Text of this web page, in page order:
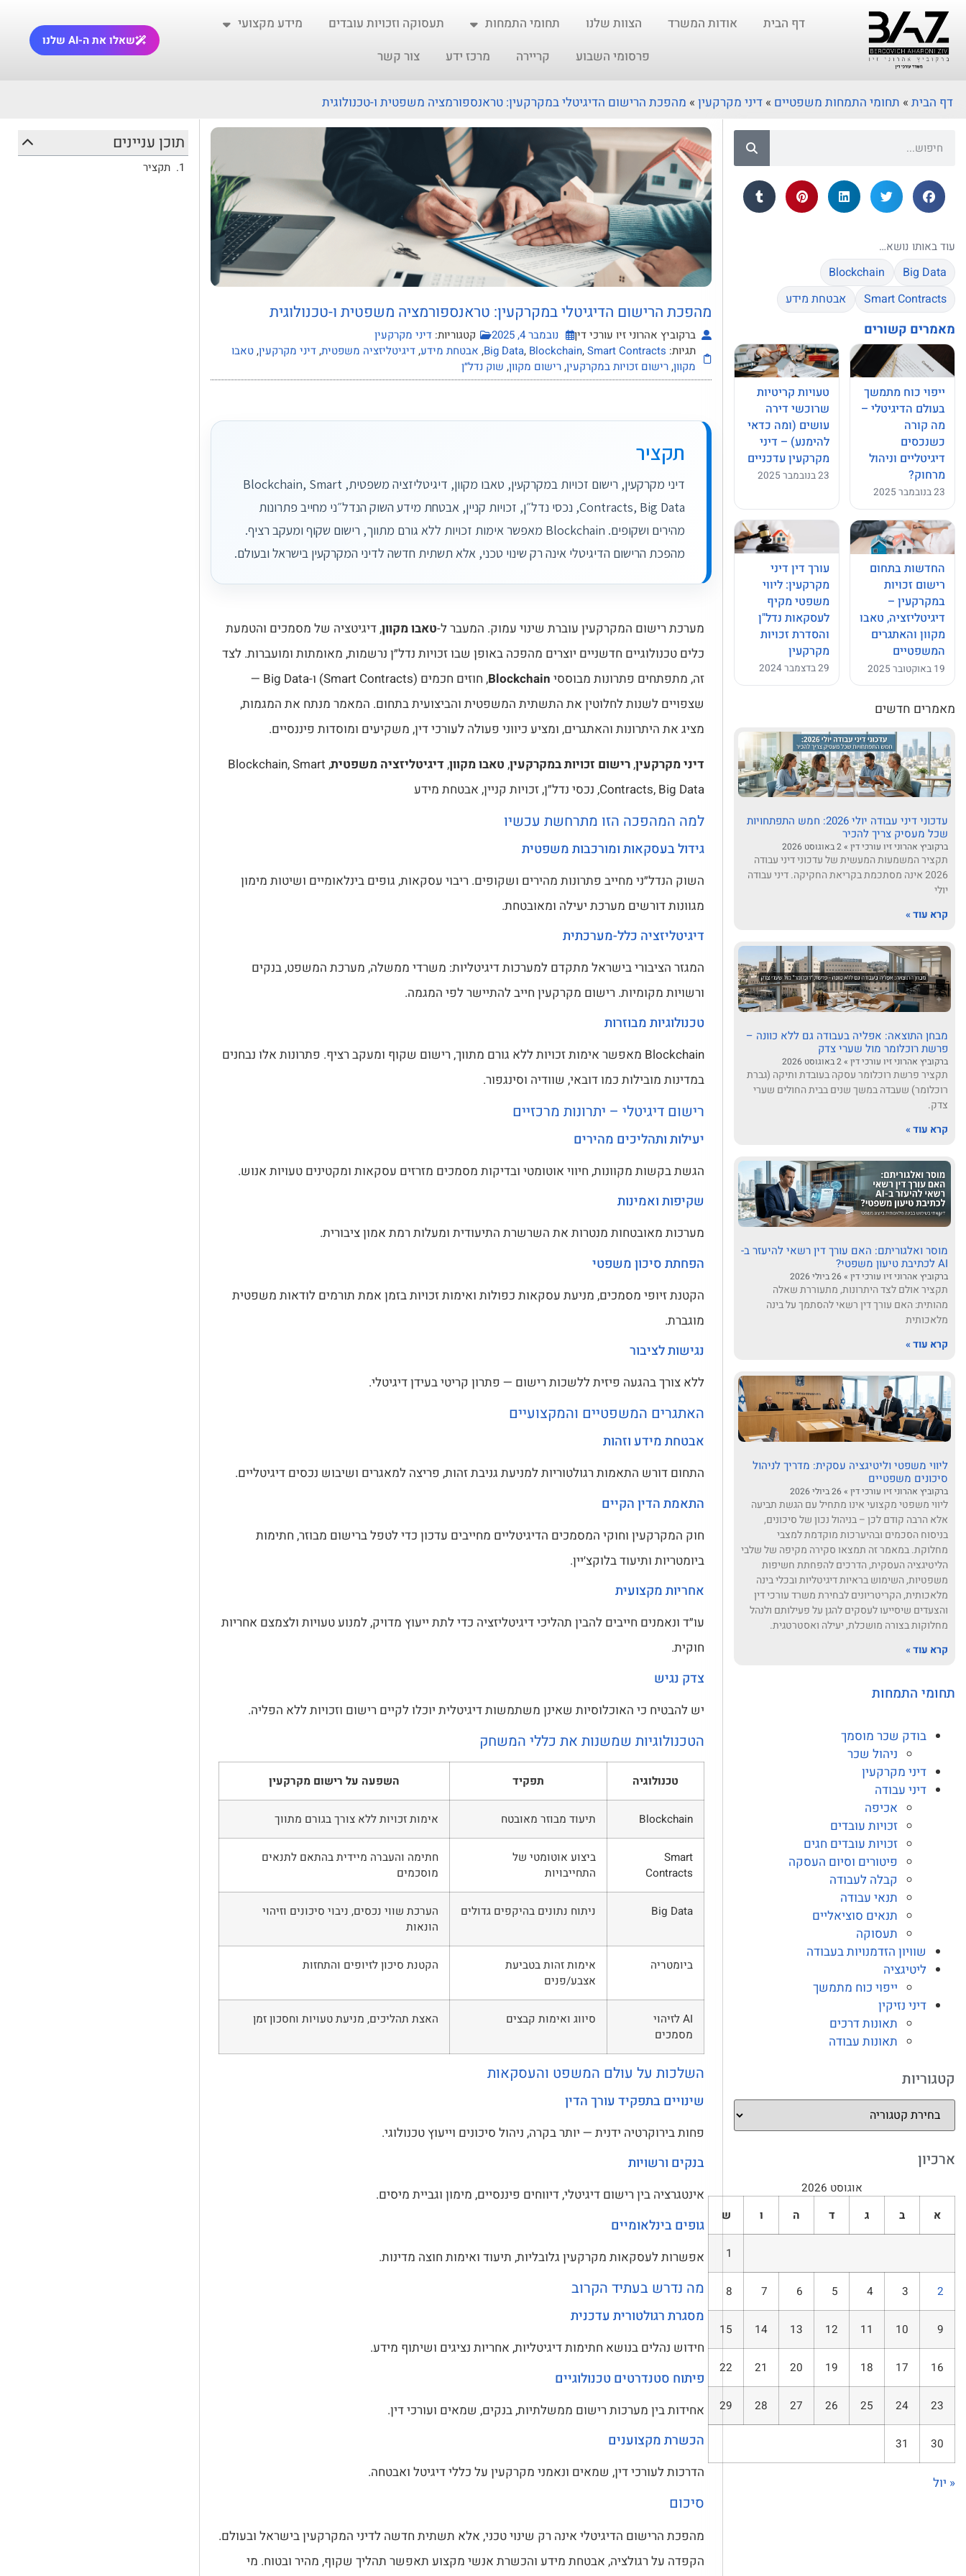
דף הבית אודות המשרד הצוות שלנו תחומי התמחות תעסוקה וזכויות עובדים
מידע מקצועי
פרסומי השבוע
קריירה מרכז ידע צור קשר
שאלו את ה-AI שלנו
דף הבית » תחומי התמחות משפטיים » דיני מקרקעין » מהפכת הרישום הדיגיטלי במקרקעין: טראנספורמציה משפטית ו-טכנולוגית
עוד באותו נושא…
Big Data
Blockchain
Smart Contracts
אבטחת מידע
מאמרים קשורים
ייפוי כוח מתמשך
בעולם הדיגיטלי –
מה קורה
כשנכסים
דיגיטליים וניהול
מרחוק?
23 בנובמבר 2025
טעויות קריטיות
שרוכשי דירה
עושים (ומה כדאי
להימנע) – דיני
מקרקעין עדכניים
23 בנובמבר 2025
החדשות בתחום
רישום זכויות
במקרקעין –
דיגיטליזציה, טאבו
מקוון והאתגרים
המשפטיים
19 באוקטובר 2025
עורך דין דיני
מקרקעין: ליווי
משפטי מקיף
לעסקאות נדל"ן
והסדרת זכויות
מקרקעין
29 בדצמבר 2024
מאמרים חדשים
עדכוני דיני עבודה יולי 2026: חמש התפתחויות
שכל מעסיק צריך להכיר
ברקוביץ אהרוני זיו עורכי דין
תקציר המשמעות המעשית של עדכוני דיני עבודה
2026 אינה מסתכמת בקריאת החקיקה. דיני עבודה
יולי
קרא עוד »
מבחן התוצאה: אפליה בעבודה גם ללא כוונה –
פרשת רוכלומר מול שערי צדק
ברקוביץ אהרוני זיו עורכי דין
תקציר פרשת רוכלומר עסקה בעובדת ותיקה (גברת
רוכלומר) שעבדה במשך שנים בבית החולים שערי
צדק.
קרא עוד »
מוסר ואלגוריתם: האם עורך דין רשאי להיעזר ב-
AI לכתיבת טיעון משפטי?
ברקוביץ אהרוני זיו עורכי דין
תקציר אולם לצד היתרונות, מתעוררת שאלה
מהותית: האם עורך דין רשאי להסתמך על בינה
מלאכותית
קרא עוד »
ליווי משפטי וליטיגציה עסקית: מדריך לניהול
סיכונים משפטיים
ברקוביץ אהרוני זיו עורכי דין
ליווי משפטי מקצועי אינו מתחיל עם הגשת תביעה
אלא הרבה קודם לכן – בניהול נכון של סיכונים,
בניסוח הסכמים ובהיערכות מוקדמת למצבי
מחלוקת. במאמר זה תמצאו סקירה מקיפה של שלבי
הליטיגציה העסקית, הדרכים להפחתת חשיפות
משפטיות, השימוש בראיות דיגיטליות ובכלי בינה
מלאכותית, הקריטריונים לבחירת משרד עורכי דין
והצעדים שיסייעו לעסקים להגן על פעילותם ולנהל
מחלוקות בצורה מושכלת, יעילה ואסטרטגית.
קרא עוד »
תחומי התמחות
בודק שכר מוסמך
ניהול שכר
דיני מקרקעין
דיני עבודה
אכיפה
זכויות עובדים
זכויות עובדים חגים
פיטורים וסיום העסקה
קבלה לעבודה
תנאי עבודה
תנאים סוציאליים
תעסוקה
שוויון הזדמנויות בעבודה
ליטיגציה
ייפוי כוח מתמשך
דיני נזיקין
תאונות דרכים
תאונות עבודה
קטגוריות
ארכיון
אוגוסט 2026
א
ב ג ד ה ו ש
1
2
3
4
5
6
7
8
9
10
11
12
13
14
15
16
17
18
19
20
21
22
23
24
25
26
27
28
29
30
31
« יול
מהפכת הרישום הדיגיטלי במקרקעין: טראנספורמציה משפטית ו-טכנולוגית
ברקוביץ אהרוני זיו עורכי דין נובמבר 4, 2025 קטגוריות: דיני מקרקעין
תגיות:
Big Data, Blockchain,Smart Contracts
, אבטחת מידע,דיגיטליזציה משפטית,דיני מקרקעין,טאבו
מקוון,רישום זכויות במקרקעין,רישום מקוון, שוק נדל״ן
תקציר
דיני מקרקעין, רישום זכויות במקרקעין, טאבו מקוון, דיגיטליזציה משפטית, Blockchain, Smart
Contracts, Big Data, נכסי נדל״ן, זכויות קניין, אבטחת מידע השוק הנדל״ני מחייב פתרונות
מהירים ושקופים. Blockchain מאפשר אימות זכויות ללא גורם מתווך, רישום שקוף ומעקב רציף.
מהפכת הרישום הדיגיטלי אינה רק שינוי טכני, אלא תשתית חדשה לדיני המקרקעין בישראל ובעולם.
מערכת רישום המקרקעין עוברת שינוי עמוק. המעבר ל-טאבו מקוון, דיגיטציה של מסמכים והטמעת
כלים טכנולוגיים חדשניים יוצרים מהפכה באופן שבו זכויות נדל״ן נרשמות, מאומתות ומועברות. לצד
זה, מתפתחים פתרונות מבוססי Blockchain
, חוזים חכמים (Smart Contracts) ו-Big Data —
שצפויים לשנות לחלוטין את התשתית המשפטית והביצועית בתחום. המאמר מנתח את המגמות,
מציג את היתרונות והאתגרים, ומציע כיווני פעולה לעורכי דין, משקיעים ומוסדות פיננסיים.
דיני מקרקעין,רישום זכויות במקרקעין, טאבו מקוון, דיגיטליזציה משפטית , Blockchain, Smart
Contracts, Big Data, נכסי נדל״ן, זכויות קניין, אבטחת מידע
למה המהפכה הזו מתרחשת עכשיו
גידול בעסקאות ומורכבות משפטית
השוק הנדל״ני מחייב פתרונות מהירים ושקופים. ריבוי עסקאות, גופים בינלאומיים ושיטות מימון
מגוונות דורשים מערכת יעילה ומאובטחת.
דיגיטליזציה כלל-מערכתית
המגזר הציבורי בישראל מתקדם למערכות דיגיטליות: משרדי ממשלה, מערכת המשפט, בנקים
ורשויות מקומיות. רישום מקרקעין חייב להתיישר לפי המגמה.
טכנולוגיות מבוזרות
Blockchain מאפשר אימות זכויות ללא גורם מתווך, רישום שקוף ומעקב רציף. פתרונות אלו נבחנים
במדינות מובילות כמו דובאי, שוודיה וסינגפור.
רישום דיגיטלי – יתרונות מרכזיים
יעילות ותהליכים מהירים
הגשת בקשות מקוונות, חיווי אוטומטי ובדיקות מסמכים מזרזים עסקאות ומקטינים טעויות אנוש.
שקיפות ואמינות
מערכות מאובטחות מנטרות את השרשרת התיעודית ומעלות רמת אמון ציבורית.
הפחתת סיכון משפטי
הקטנת זיופי מסמכים, מניעת עסקאות כפולות ואימות זכויות בזמן אמת תורמים לודאות משפטית
מוגברת.
נגישות לציבור
ללא צורך בהגעה פיזית ללשכות רישום — פתרון קריטי בעידן דיגיטלי.
האתגרים המשפטיים והמקצועיים
אבטחת מידע וזהות
התחום דורש התאמות רגולטוריות למניעת גניבת זהות, פריצה למאגרים ושיבוש נכסים דיגיטליים.
התאמת הדין הקיים
חוק המקרקעין וחוקי המסמכים הדיגיטליים מחייבים עדכון כדי לטפל ברישום מבוזר, חתימות
ביומטריות ותיעוד בלוקצ׳יין.
אחריות מקצועית
עו״ד ונאמנים חייבים להבין תהליכי דיגיטליזציה כדי לתת ייעוץ מדויק, למנוע טעויות ולצמצם אחריות
חוקית.
צדק נגיש
יש להבטיח כי האוכלוסיות שאינן משתמשות דיגיטלית יוכלו לקיים רישום וזכויות ללא הפליה.
הטכנולוגיות שמשנות את כללי המשחק
טכנולוגיה תפקיד השפעה על רישום מקרקעין
Blockchain תיעוד מבוזר מאובטח אימות זכויות ללא צורך בגורם מתווך
Smart
Contracts
ביצוע אוטומטי של
התחייבויות
חתימה והעברה מיידית בהתאם לתנאים
מוסכמים
Big Data ניתוח נתונים בהיקפים גדולים
הערכת שווי נכסים, ניבוי סיכונים וזיהוי
הונאות
ביומטריה
אימות זהות בטביעת
אצבע/פנים
הקטנת סיכון לזיופים והתחזות
AI לזיהוי
מסמכים
סיווג ואימות קבצים האצת תהליכים, מניעת טעויות וחסכון זמן
השלכות על עולם המשפט והעסקאות
שינויים בתפקיד עורך הדין
פחות בירוקרטיה ידנית — יותר בקרה, ניהול סיכונים וייעוץ טכנולוגי.
בנקים ורשויות
אינטגרציה בין רישום דיגיטלי, דיווחים פיננסיים, מימון וגביית מיסים.
גופים בינלאומיים
אפשרות לעסקאות מקרקעין גלובליות, תיעוד ואימות חוצה מדינות.
מה נדרש בעתיד הקרוב
מסגרת רגולטורית עדכנית
חידוש נהלים בנושא חתימות דיגיטליות, אחריות נציגים ושיתוף מידע.
פיתוח סטנדרטים טכנולוגיים
אחידות בין מערכות רישום ממשלתיות, בנקים, שמאים ועורכי דין.
הכשרת מקצוענים
הדרכות לעורכי דין, שמאים ונאמני מקרקעין על כללי דיגיטל ואבטחה.
סיכום
מהפכת הרישום הדיגיטלי אינה רק שינוי טכני, אלא תשתית חדשה לדיני המקרקעין בישראל ובעולם.
הקפדה על רגולציה, אבטחת מידע והכשרת אנשי מקצוע תאפשר תהליך שקוף, מהיר ובטוח. מי
תוכן עניינים
תקציר